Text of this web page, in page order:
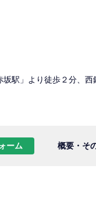
駅」より徒歩２分、
ーム 概要・そ